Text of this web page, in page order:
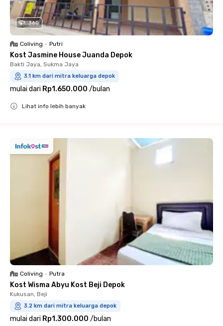
360
Coliving • Putri
Kost Jasmine House Juanda Depok
Bakti Jaya, Sukma Jaya
3.1 km dari mitra keluarga depok
mulai dari Rp1.650.000 /bulan
Lihat info lebih banyak
Coliving • Putra
Kost Wisma Abyu Kost Beji Depok
Kukusan, Beji
3.2 km dari mitra keluarga depok
mulai dari Rp1.300.000 /bulan